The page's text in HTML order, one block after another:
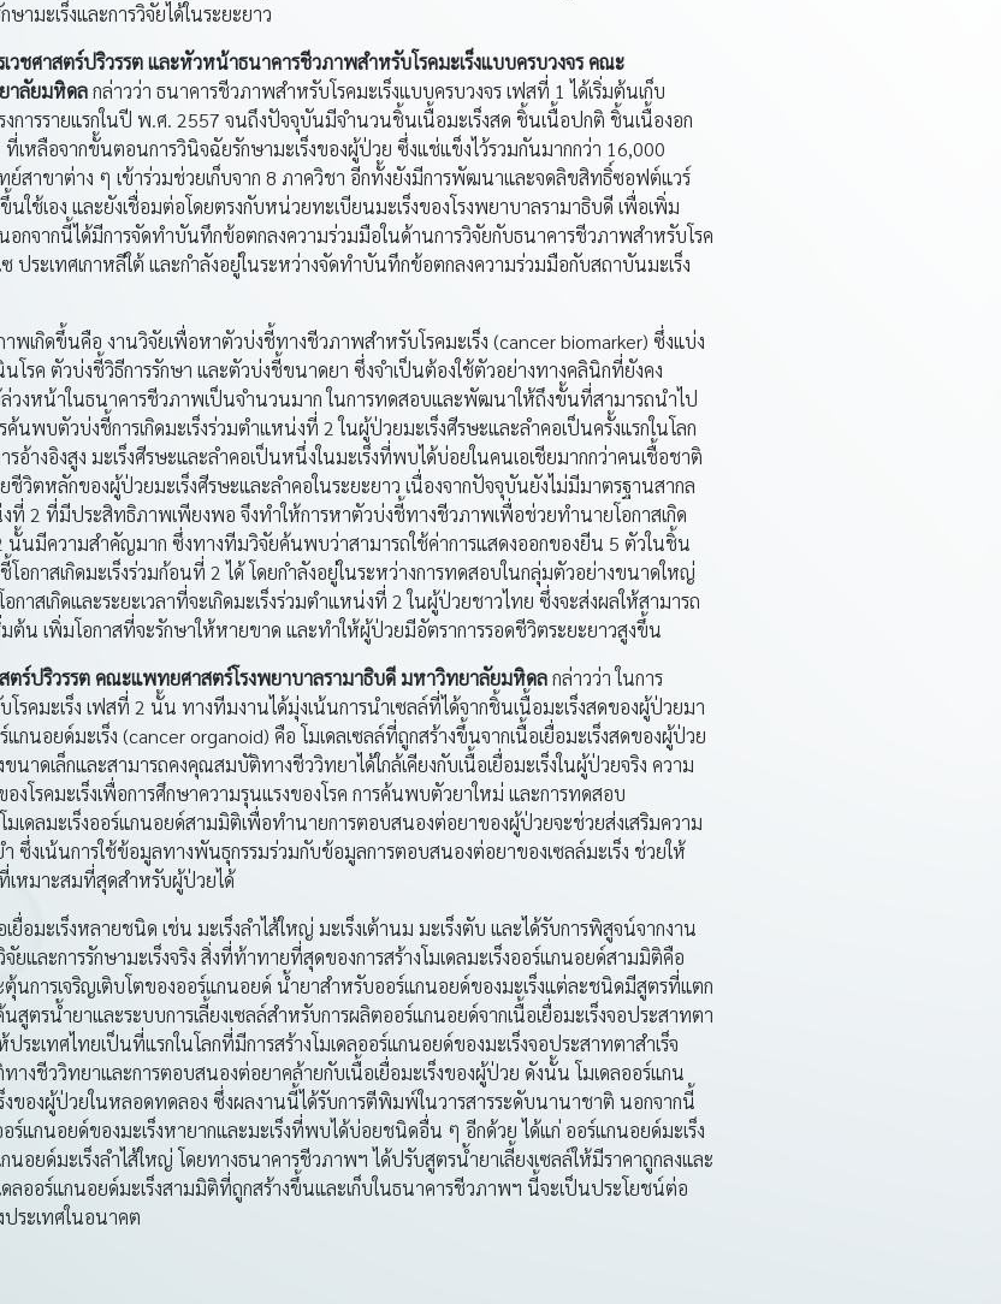
ามะเร็งและการวิจัยได้ในระยะยาว
ศาสตร์ปริวรรต และหัวหน้าธนาคารชีวภาพสำหรับโรคมะเร็งแบบครบวงจร คณะ
าลัยมหิดลกล่าวว่า ธนาคารชีวภาพสำหรับโรคมะเร็งแบบครบวงจร เฟสที่ 1 ได้เริ่มต้นเก็บ
การรายแรกในปี พ.ศ. 2557 จนถึงปัจจุบันมีจำนวนชิ้นเนื้อมะเร็งสด ชิ้นเนื้อปกติ ชิ้นเนื้องอก
เหลือจากขั้นตอนการวินิจฉัยรักษามะเร็งของผู้ป่วย ซึ่งแช่แข็งไว้รวมกันมากกว่า 16,000
ย์สาขาต่าง ๆ เข้าร่วมช่วยเก็บจาก 8 ภาควิชา อีกทั้งยังมีการพัฒนาและจดลิขสิทธิ์ซอฟต์แวร์
ใช้เอง และยังเชื่อมต่อโดยตรงกับหน่วยทะเบียนมะเร็งของโรงพยาบาลรามาธิบดี เพื่อเพิ่ม
กจากนี้ได้มีการจัดทำบันทึกข้อตกลงความร่วมมือในด้านการวิจัยกับธนาคารชีวภาพสำหรับโรค
ระเทศเกาหลีใต้ และกำลังอยู่ในระหว่างจัดทำบันทึกข้อตกลงความร่วมมือกับสถาบันมะเร็ง
เกิดขึ้นคือ งานวิจัยเพื่อหาตัวบ่งชี้ทางชีวภาพสำหรับโรคมะเร็ง (cancer biomarker) ซึ่งแบ่ง
โรค ตัวบ่งชี้วิธีการรักษา และตัวบ่งชี้ขนาดยา ซึ่งจำเป็นต้องใช้ตัวอย่างทางคลินิกที่ยังคง
วงหน้าในธนาคารชีวภาพเป็นจำนวนมาก ในการทดสอบและพัฒนาให้ถึงขั้นที่สามารถนำไป
นพบตัวบ่งชี้การเกิดมะเร็งร่วมตำแหน่งที่ 2 ในผู้ป่วยมะเร็งศีรษะและลำคอเป็นครั้งแรกในโลก
างอิงสูง มะเร็งศีรษะและลำคอเป็นหนึ่งในมะเร็งที่พบได้บ่อยในคนเอเชียมากกว่าคนเชื้อชาติ
ชีวิตหลักของผู้ป่วยมะเร็งศีรษะและลำคอในระยะยาว เนื่องจากปัจจุบันยังไม่มีมาตรฐานสากล
งที่ 2 ที่มีประสิทธิภาพเพียงพอ จึงทำให้การหาตัวบ่งชี้ทางชีวภาพเพื่อช่วยทำนายโอกาสเกิด
นั้นมีความสำคัญมาก ซึ่งทางทีมวิจัยค้นพบว่าสามารถใช้ค่าการแสดงออกของยีน 5 ตัวในชิ้น
อกาสเกิดมะเร็งร่วมก้อนที่ 2 ได้ โดยกำลังอยู่ในระหว่างการทดสอบในกลุ่มตัวอย่างขนาดใหญ่
สเกิดและระยะเวลาที่จะเกิดมะเร็งร่วมตำแหน่งที่ 2 ในผู้ป่วยชาวไทย ซึ่งจะส่งผลให้สามารถ
ต้น เพิ่มโอกาสที่จะรักษาให้หายขาด และทำให้ผู้ป่วยมีอัตราการรอดชีวิตระยะยาวสูงขึ้น
ตร์ปริวรรต คณะแพทยศาสตร์โรงพยาบาลรามาธิบดี มหาวิทยาลัยมหิดลกล่าวว่า ในการ
รคมะเร็ง เฟสที่ 2 นั้น ทางทีมงานได้มุ่งเน้นการนำเซลล์ที่ได้จากชิ้นเนื้อมะเร็งสดของผู้ป่วยมา
นอยด์มะเร็ง (cancer organoid) คือ โมเดลเซลล์ที่ถูกสร้างขึ้นจากเนื้อเยื่อมะเร็งสดของผู้ป่วย
ดเล็กและสามารถคงคุณสมบัติทางชีววิทยาได้ใกล้เคียงกับเนื้อเยื่อมะเร็งในผู้ป่วยจริง ความ
งโรคมะเร็งเพื่อการศึกษาความรุนแรงของโรค การค้นพบตัวยาใหม่ และการทดสอบ
ดลมะเร็งออร์แกนอยด์สามมิติเพื่อทำนายการตอบสนองต่อยาของผู้ป่วยจะช่วยส่งเสริมความ
ซึ่งเน้นการใช้ข้อมูลทางพันธุกรรมร่วมกับข้อมูลการตอบสนองต่อยาของเซลล์มะเร็ง ช่วยให้
เหมาะสมที่สุดสำหรับผู้ป่วยได้
ยื่อมะเร็งหลายชนิด เช่น มะเร็งลำไส้ใหญ่ มะเร็งเต้านม มะเร็งตับ และได้รับการพิสูจน์จากงาน
ยและการรักษามะเร็งจริง สิ่งที่ท้าทายที่สุดของการสร้างโมเดลมะเร็งออร์แกนอยด์สามมิติคือ
ตุ้นการเจริญเติบโตของออร์แกนอยด์ น้ำยาสำหรับออร์แกนอยด์ของมะเร็งแต่ละชนิดมีสูตรที่แตก
สูตรน้ำยาและระบบการเลี้ยงเซลล์สำหรับการผลิตออร์แกนอยด์จากเนื้อเยื่อมะเร็งจอประสาทตา
ะเทศไทยเป็นที่แรกในโลกที่มีการสร้างโมเดลออร์แกนอยด์ของมะเร็งจอประสาทตาสำเร็จ
งชีววิทยาและการตอบสนองต่อยาคล้ายกับเนื้อเยื่อมะเร็งของผู้ป่วย ดังนั้น โมเดลออร์แกน
งของผู้ป่วยในหลอดทดลอง ซึ่งผลงานนี้ได้รับการตีพิมพ์ในวารสารระดับนานาชาติ นอกจากนี้
แกนอยด์ของมะเร็งหายากและมะเร็งที่พบได้บ่อยชนิดอื่น ๆ อีกด้วย ได้แก่ ออร์แกนอยด์มะเร็ง
นอยด์มะเร็งลำไส้ใหญ่ โดยทางธนาคารชีวภาพฯ ได้ปรับสูตรน้ำยาเลี้ยงเซลล์ให้มีราคาถูกลงและ
ดลออร์แกนอยด์มะเร็งสามมิติที่ถูกสร้างขึ้นและเก็บในธนาคารชีวภาพฯ นี้จะเป็นประโยชน์ต่อ
ประเทศในอนาคต